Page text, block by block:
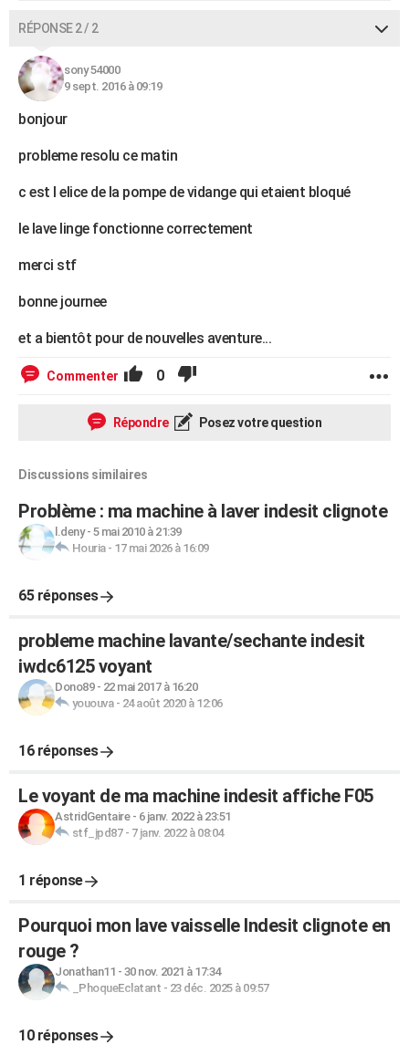
RÉPONSE 2 / 2
sony 54000
9 sept. 2016 à 09:19
bonjour
probleme resolu ce matin
c est l elice de la pompe de vidange qui etaient bloqué
le lave linge fonctionne correctement
merci stf
bonne journee
et a bientôt pour de nouvelles aventure...
Commenter 0
Répondre Posez votre question
Discussions similaires
Problème : ma machine à laver indesit clignote
l.deny- 5 mai 2010 à 21:39
Houria- 17 mai 2026 à 16:09
65 réponses
probleme machine lavante/sechante indesit
iwdc6125 voyant
Dono89- 22 mai 2017 à 16:20
yououva- 24 août 2020 à 12:06
16 réponses
Le voyant de ma machine indesit affiche F05
AstridGentaire- 6 janv. 2022 à 23:51
stf_jpd87- 7 janv. 2022 à 08:04
1 réponse
Pourquoi mon lave vaisselle Indesit clignote en
rouge ?
Jonathan11 - 30 nov. 2021 à 17:34
_PhoqueEclatant - 23 déc. 2025 à 09:57
10 réponses